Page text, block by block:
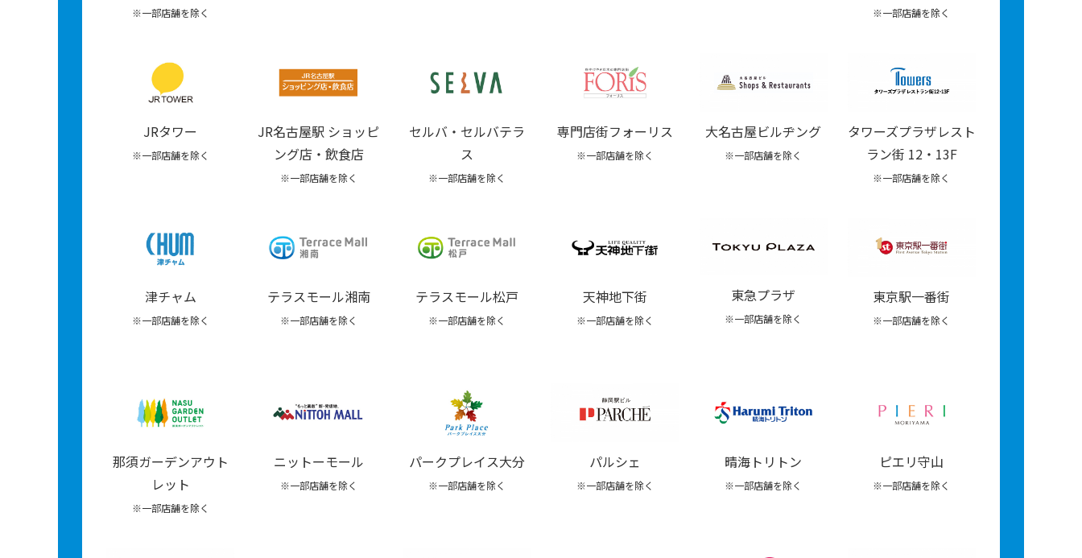
※一部店舗を除く ※一部店舗を除く
JRタワー
※一部店舗を除く
JR名古屋駅 ショッピ
ング店・飲食店
※一部店舗を除く
セルバ・セルバテラ
ス
※一部店舗を除く
専門店街フォーリス
※一部店舗を除く
大名古屋ビルヂング
※一部店舗を除く
タワーズプラザレスト
ラン街 12・13F
※一部店舗を除く
津チャム
※一部店舗を除く
テラスモール湘南
※一部店舗を除く
テラスモール松戸
※一部店舗を除く
天神地下街
※一部店舗を除く
東急プラザ
※一部店舗を除く
東京駅一番街
※一部店舗を除く
那須ガーデンアウト
レット
※一部店舗を除く
ニットーモール
※一部店舗を除く
パークプレイス大分
※一部店舗を除く
パルシェ
※一部店舗を除く
晴海トリトン
※一部店舗を除く
ピエリ守山
※一部店舗を除く